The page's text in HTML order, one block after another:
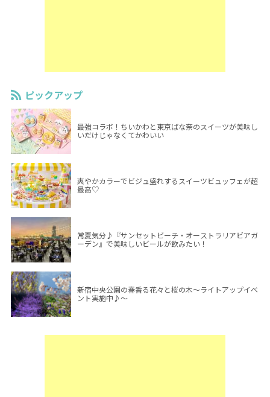
ピックアップ
最強コラボ！ちいかわと東京ばな奈のスイーツが美味し
いだけじゃなくてかわいい
爽やかカラーでビジュ盛れするスイーツビュッフェが超
最高♡
常夏気分♪『サンセットビーチ・オーストラリアビアガ
ーデン』で美味しいビールが飲みたい！
新宿中央公園の春香る花々と桜の木～ライトアップイベ
ント実施中♪～